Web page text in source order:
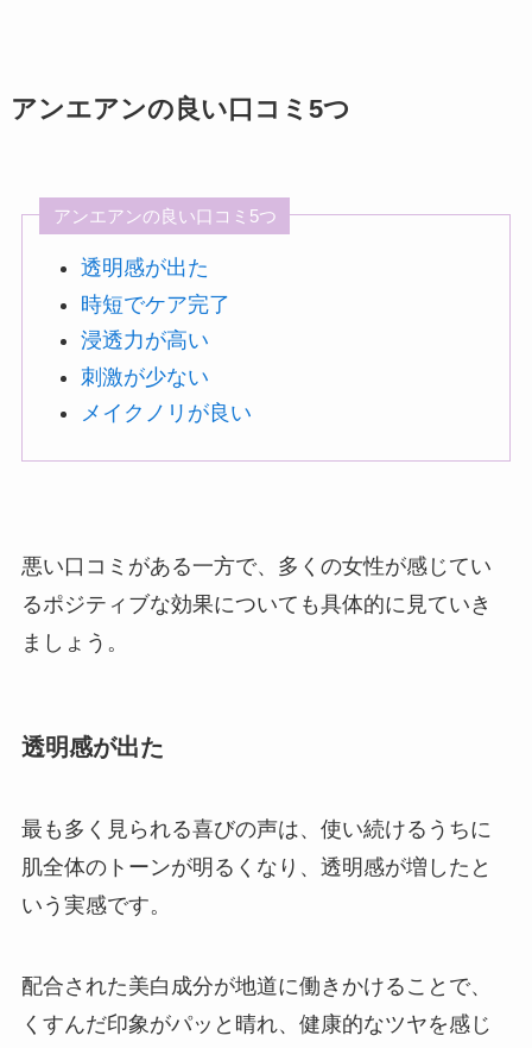
アンエアンの良い口コミ5つ
アンエアンの良い口コミ5つ
透明感が出た
時短でケア完了
浸透力が高い
刺激が少ない
メイクノリが良い
悪い口コミがある一方で、多くの女性が感じてい
るポジティブな効果についても具体的に見ていき
ましょう。
透明感が出た
最も多く見られる喜びの声は、使い続けるうちに
肌全体のトーンが明るくなり、透明感が増したと
いう実感です。
配合された美白成分が地道に働きかけることで、
くすんだ印象がパッと晴れ、健康的なツヤを感じ